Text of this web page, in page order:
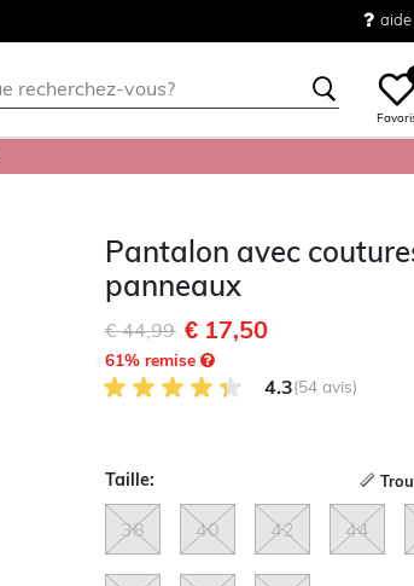
aide
Pantalon avec
panneaux
Remise de
€ 44,99à€ 17,50
61% remise
4.3 sur 5 avis des clients
4.3(54 avis)
Taille:
38 40 42 44